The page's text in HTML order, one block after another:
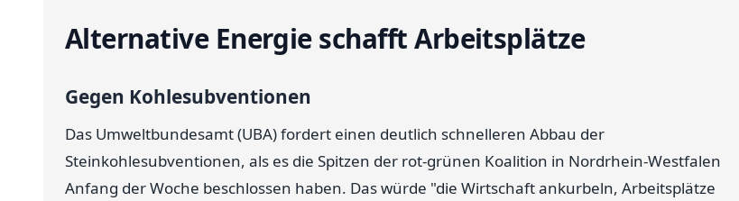
Alternative Energie schafft Arbeitsplätze
Gegen Kohlesubventionen
Das Umweltbundesamt (UBA) fordert einen deutlich schnelleren Abbau der
Steinkohlesubventionen, als es die Spitzen der rot-grünen Koalition in Nordrhein-Westfalen
Anfang der Woche beschlossen haben. Das würde "die Wirtschaft ankurbeln, Arbeitsplätze